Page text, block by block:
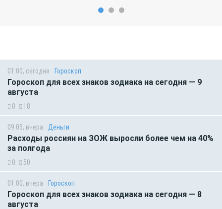
01:00, сегодня Гороскоп
Гороскоп для всех знаков зодиака на сегодня — 9
августа
0 18
09:05, вчера Деньги
Расходы россиян на ЗОЖ выросли более чем на 40%
за полгода
0 50
01:00, вчера Гороскоп
Гороскоп для всех знаков зодиака на сегодня — 8
августа